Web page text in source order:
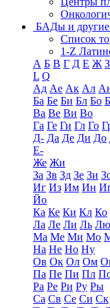
БАДы и
Список
1-Z
А Б В Г Д Е Ж З
L Q
Ад Ае Ак Ал
Ба Бе Би Бл Бо
Ва Ве Ви Во
Га Ге Ги Гл Го
Д- Да Де Ди До
Е-
Же Жи
За Зв Зд Зе Зи
Иг Из Им Ин
Йо
Ка Ке Ки Кл Ко
Ла Ле Ли Ль Лю
Ма Ме Ми Мо
На Не Но Ну
Ов Ок Ол Ом
Па Пе Пи Пл
Ра Ре Ри Ру Ры
Са Св Се Си Ск